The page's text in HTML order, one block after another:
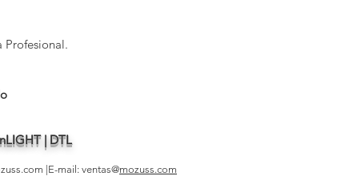
Profesional.
| DTL
|E-mail: ventas@mozuss.com